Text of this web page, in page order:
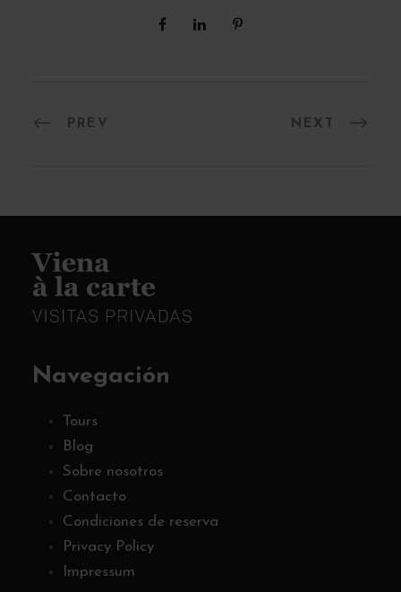
PREV NEXT
Navegación
Tours
Blog
Sobre nosotros
Contacto
Condiciones de reserva
Privacy Policy
Impressum